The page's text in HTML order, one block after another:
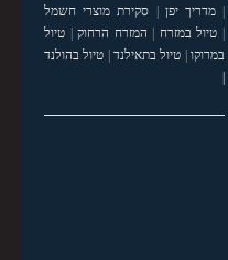
|מדריך יפן
סקירת מוצרי חשמל
טיול במזרח המזרח הרחוק| טיול
במרוקו| טיול בתאילנד| טיול בהולנד